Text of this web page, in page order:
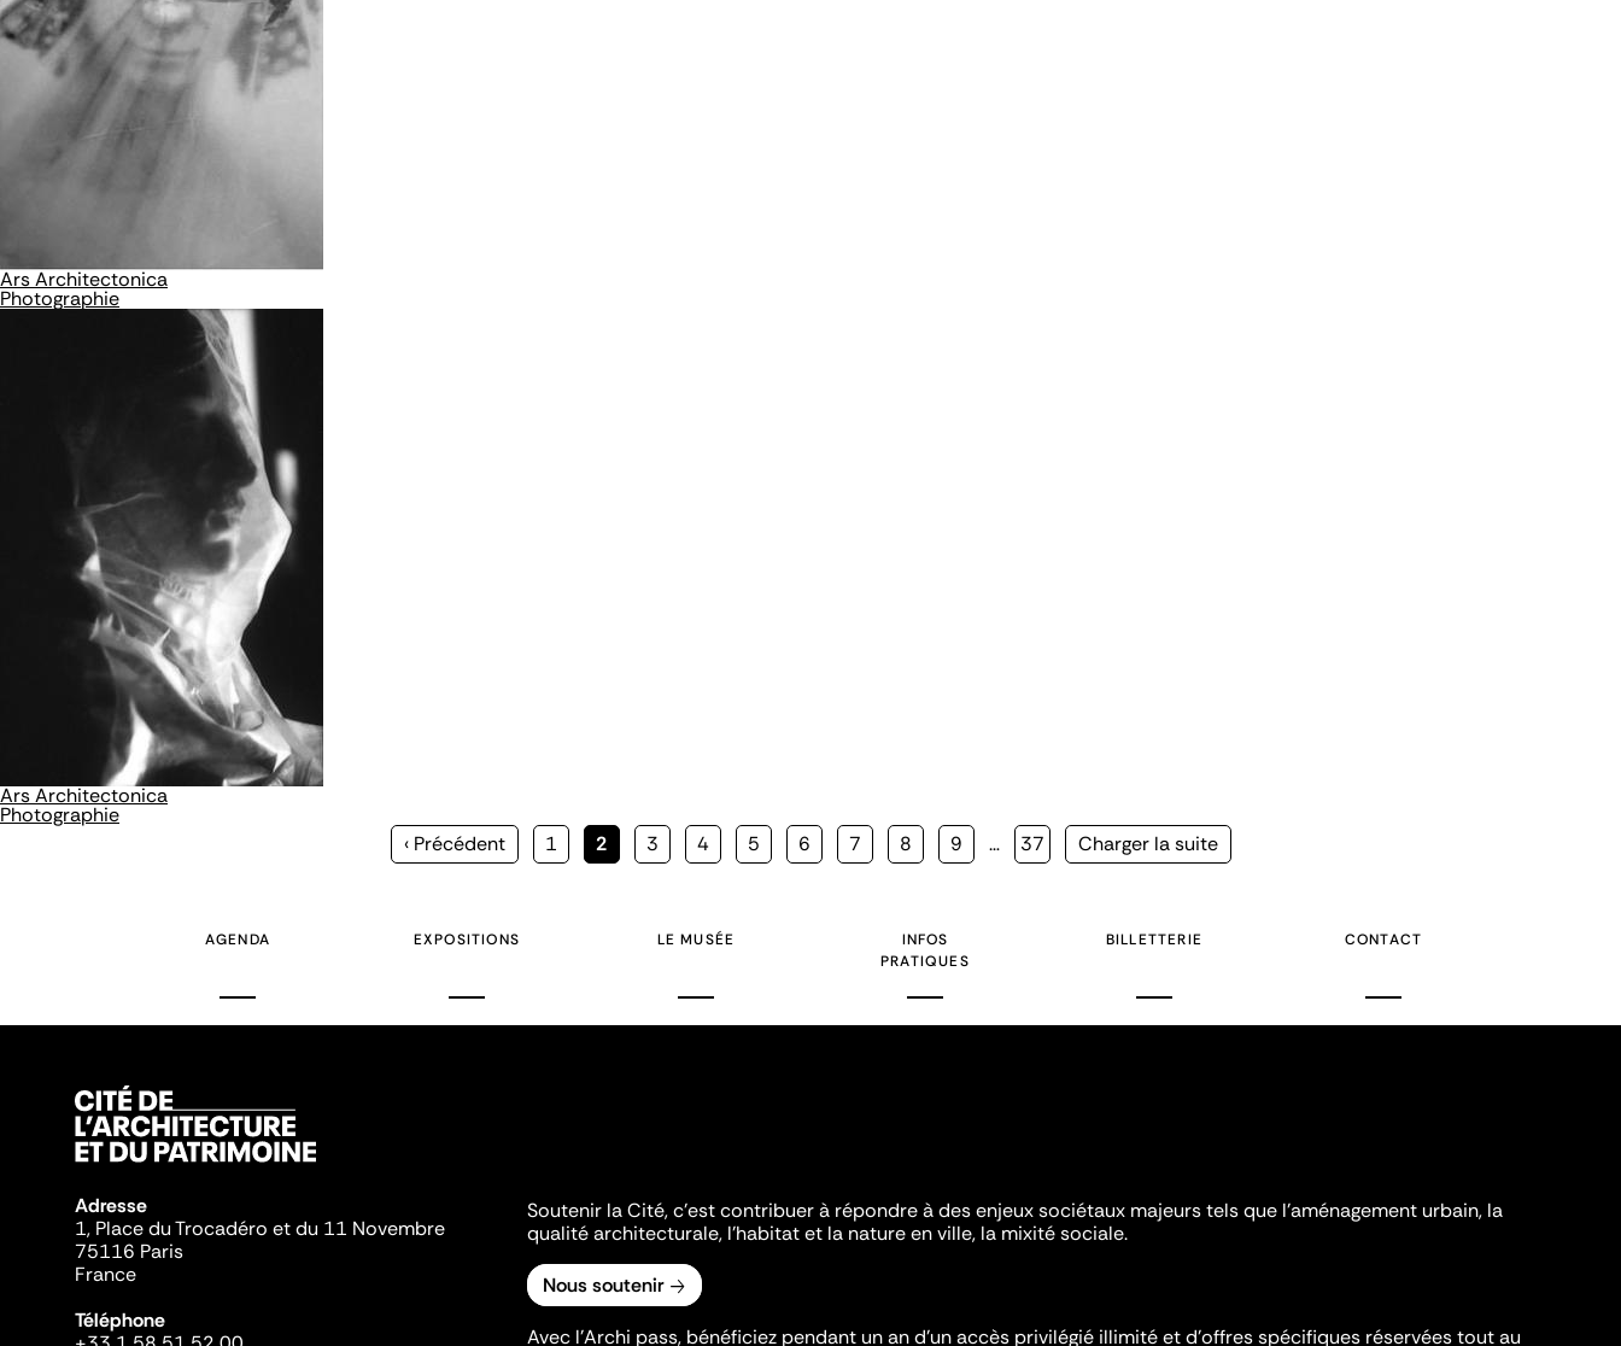
Ars Architectonica
Photographie
Ars Architectonica
Photographie
Page
‹ Précédent Page
1
Page
2 Page
3 Page
4 Page
5 Page
6 Page
7 Page
8 Page
9 … Page
37
Page
Charger la suite
AGENDA EXPOSITIONS LE MUSÉE
INFOS
PRATIQUES
BILLETTERIE CONTACT
Adresse
1, Place du Trocadéro et du 11 Novembre
75116 Paris
France
Téléphone
Soutenir la Cité, c'est contribuer à répondre à des enjeux sociétaux majeurs tels que l'aménagement urbain, la
qualité architecturale, l'habitat et la nature en ville, la mixité sociale.
Nous soutenir
Avec l’Archi pass, bénéficiez pendant un an d’un accès privilégié illimité et d’offres spécifiques réservées tout au